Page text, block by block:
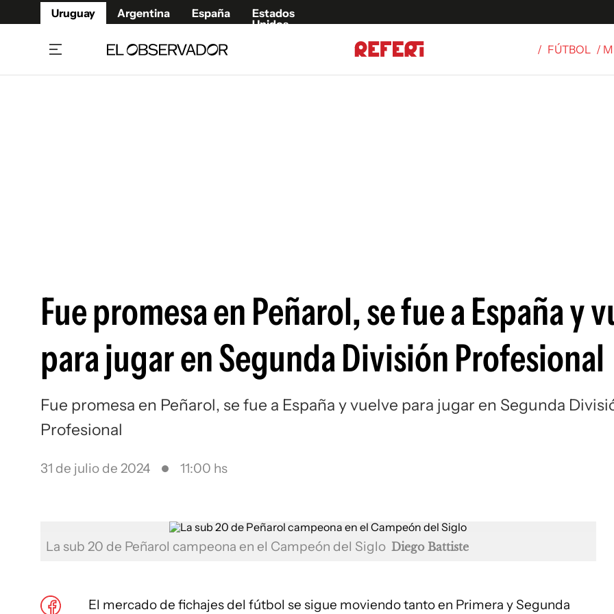
Uruguay Argentina España
Estados
Unidos
/ FÚTBOL /
Fue promesa en Peñarol, se fue a España y
para jugar en Segunda División Profesional
Fue promesa en Peñarol, se fue a España y vuelve para jugar en Segunda
Profesional
31 de julio de 2024 11:00 hs
La sub 20 de Peñarol campeona en el Campeón del Siglo Diego Battiste
El mercado de fichajes del fútbol se sigue moviendo tanto en Primera y Segunda